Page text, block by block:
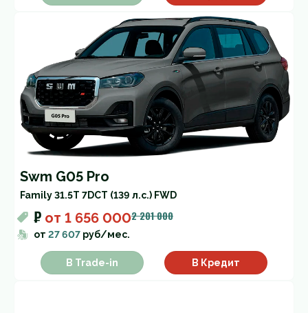
Swm G05 Pro
Family 31.5T 7DCT (139 л.с.) FWD
₽ от 1 656 0002 201 000
от 27 607 руб/мес.
В Trade-in В Кредит